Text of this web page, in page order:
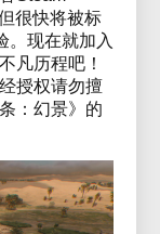
很快将被标
。现在就加入
凡历程吧！
授权请勿擅
：幻景》的